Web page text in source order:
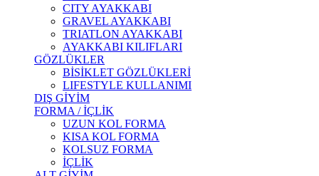
CITY AYAKKABI
GRAVEL AYAKKABI
TRIATLON AYAKKABI
AYAKKABI KILIFLARI
GÖZLÜKLER
BİSİKLET GÖZLÜKLERİ
LIFESTYLE KULLANIMI
DIŞ GİYİM
FORMA / İÇLİK
UZUN KOL FORMA
KISA KOL FORMA
KOLSUZ FORMA
İÇLİK